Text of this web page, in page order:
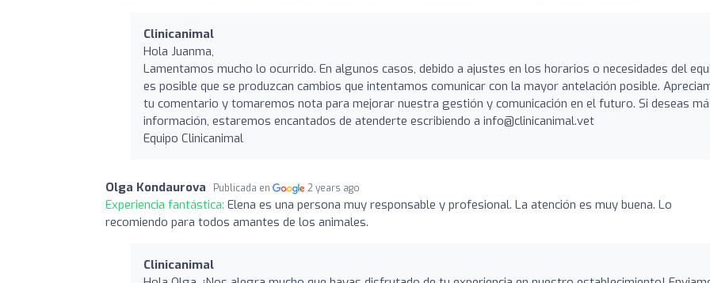
Clinicanimal
Hola Juanma,
Lamentamos mucho lo ocurrido. En algunos casos, debido a ajustes en los horarios o necesidades del
es posible que se produzcan cambios que intentamos comunicar con la mayor antelación posible.
tu comentario y tomaremos nota para mejorar nuestra gestión y comunicación en el futuro. Si deseas
información, estaremos encantados de atenderte escribiendo a info@clinicanimal.vet
Equipo Clinicanimal
Olga Kondaurova Publicada en 2 years ago
Experiencia fantástica: Elena es una persona muy responsable y profesional. La atención es muy buena. Lo
recomiendo para todos amantes de los animales.
Clinicanimal